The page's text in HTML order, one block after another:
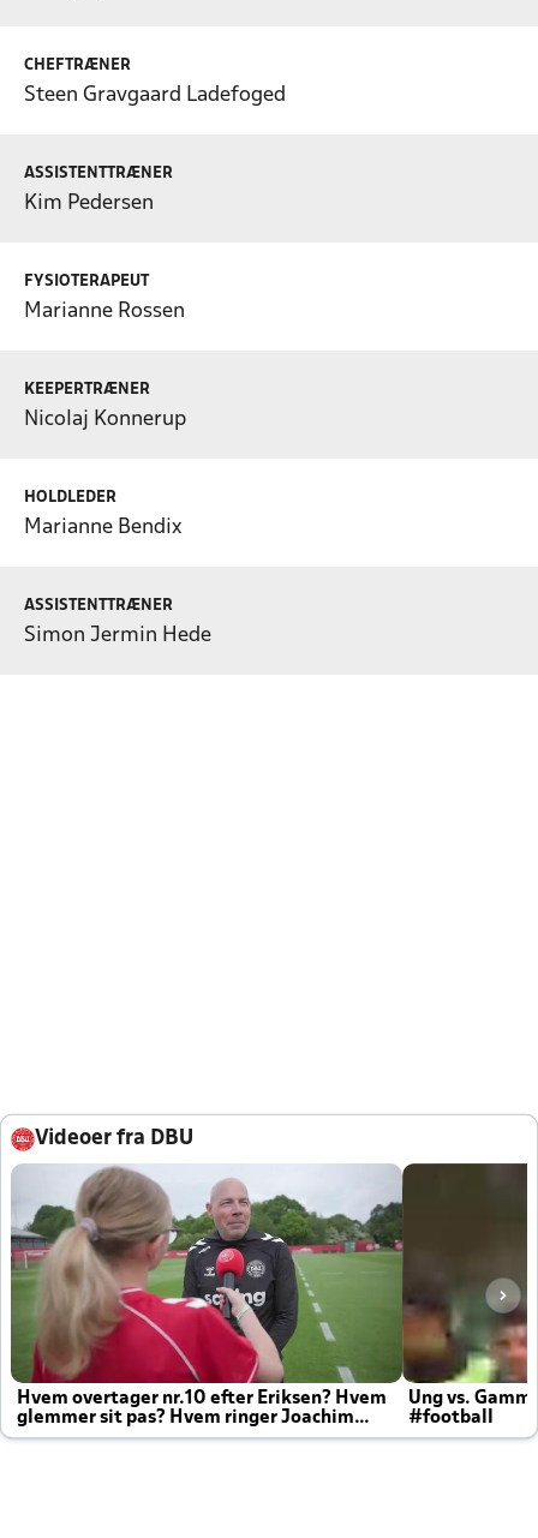
CHEFTRÆNER
Steen Gravgaard Ladefoged
ASSISTENTTRÆNER
Kim Pedersen
FYSIOTERAPEUT
Marianne Rossen
KEEPERTRÆNER
Nicolaj Konnerup
HOLDLEDER
Marianne Bendix
ASSISTENTTRÆNER
Simon Jermin Hede
Videoer fra DBU
Hvem overtager nr.10 efter Eriksen? Hvem
glemmer sit pas? Hvem ringer Joachim
altid til efter kampe?
Ung vs.
#football